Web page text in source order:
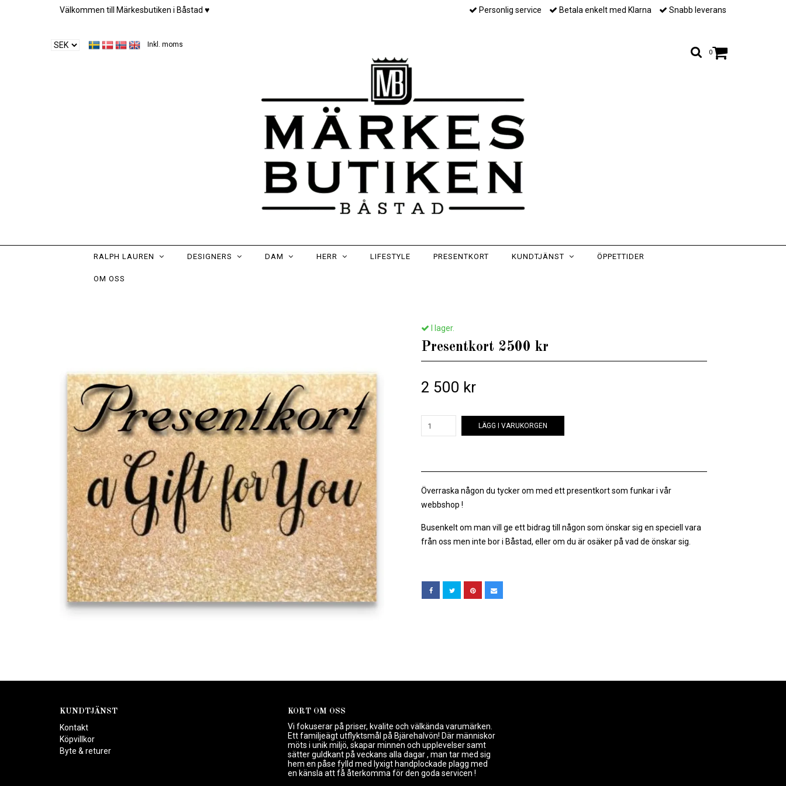
Välkommen till Märkesbutiken i Båstad ♥︎ Personlig service Betala enkelt med Klarna Snabb leverans
0
Inkl. moms
RALPH LAUREN DESIGNERS DAM HERR LIFESTYLE PRESENTKORT KUNDTJÄNST ÖPPETTIDER
OM OSS
I lager.
Presentkort 2500 kr
2 500 kr
LÄGG I VARUKORGEN
Överraska någon du tycker om med ett presentkort som funkar i vår
webbshop !
Busenkelt om man vill ge ett bidrag till någon som önskar sig en speciell vara
från oss men inte bor i Båstad, eller om du är osäker på vad de önskar sig.
KUNDTJÄNST
Kontakt
Köpvillkor
Byte & returer
KORT OM OSS
Vi fokuserar på priser, kvalite och välkända varumärken.
Ett familjeägt utflyktsmål på Bjärehalvön! Där människor
möts i unik miljö, skapar minnen och upplevelser samt
sätter guldkant på veckans alla dagar , man tar med sig
hem en påse fylld med lyxigt handplockade plagg med
en känsla att få återkomma för den goda servicen !